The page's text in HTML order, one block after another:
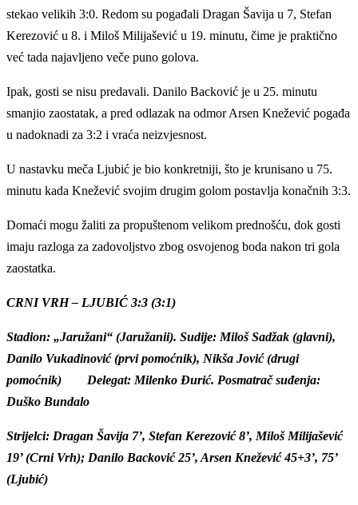
stekao velikih 3:0. Redom su pogađali Dragan Šavija u 7, Stefan
Kerezović u 8. i Miloš Milijašević u 19. minutu, čime je praktično
već tada najavljeno veče puno golova.
Ipak, gosti se nisu predavali. Danilo Backović je u 25. minutu
smanjio zaostatak, a pred odlazak na odmor Arsen Knežević pogađa
u nadoknadi za 3:2 i vraća neizvjesnost.
U nastavku meča Ljubić je bio konkretniji, što je krunisano u 75.
minutu kada Knežević svojim drugim golom postavlja konačnih 3:3.
Domaći mogu žaliti za propuštenom velikom prednošću, dok gosti
imaju razloga za zadovoljstvo zbog osvojenog boda nakon tri gola
zaostatka.
CRNI VRH – LJUBIĆ 3:3 (3:1)
Stadion: „Jaružani“ (Jaružanii). Sudije: Miloš Sadžak (glavni),
Danilo Vukadinović (prvi pomoćnik), Nikša Jović (drugi
pomoćnik) Delegat: Milenko Đurić. Posmatrač suđenja:
Duško Bundalo
Strijelci: Dragan Šavija 7’, Stefan Kerezović 8’, Miloš Milijašević
19’ (Crni Vrh); Danilo Backović 25’, Arsen Knežević 45+3’, 75’
(Ljubić)